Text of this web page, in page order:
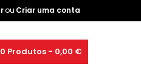
ou Criar uma conta
0 Produtos - 0,00 €